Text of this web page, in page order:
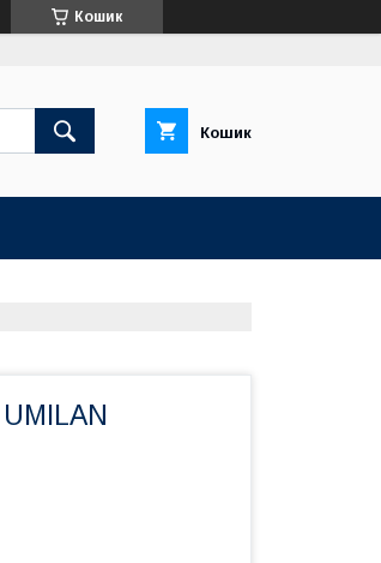
Кошик
Кошик